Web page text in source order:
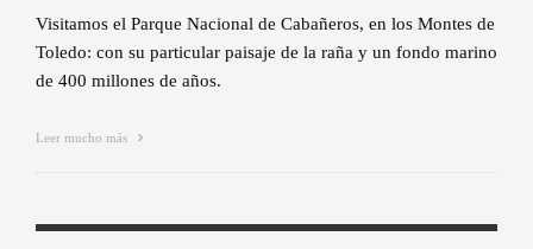
Visitamos el Parque Nacional de Cabañeros, en los Montes de
Toledo: con su particular paisaje de la raña y un fondo marino
de 400 millones de años.
Leer mucho más